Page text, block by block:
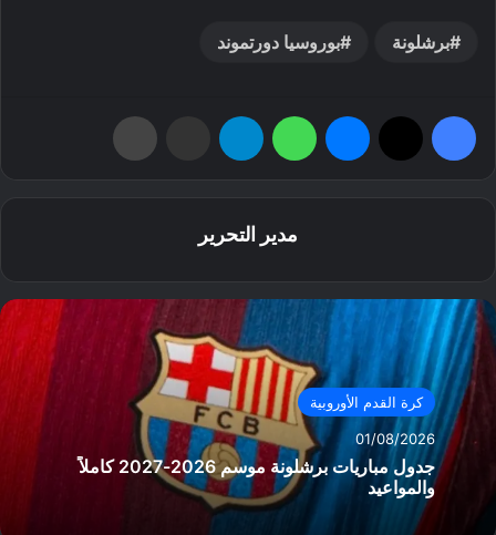
برشلونة بوروسيا دورتموند
مدير التحرير
كرة القدم الأوروبية
01/08/2026
جدول مباريات برشلونة موسم 2026-2027 كاملاً
والمواعيد